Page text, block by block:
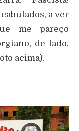
a ver
me pareço
de lado,
acima).